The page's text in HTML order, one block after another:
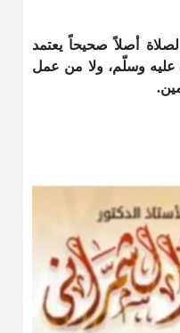
أصلاً صحيحاً يعتمد
وسلّم، ولا من عمل